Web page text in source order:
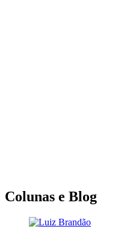
Colunas e Blog